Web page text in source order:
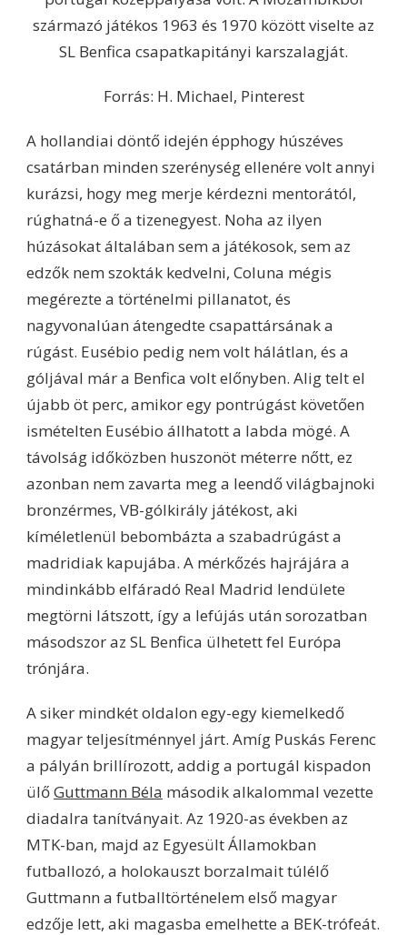
származó játékos 1963 és 1970 között viselte az
SL Benfica csapatkapitányi karszalagját.
Forrás: H. Michael, Pinterest
A hollandiai döntő idején épphogy húszéves
csatárban minden szerénység ellenére volt annyi
kurázsi, hogy meg merje kérdezni mentorától,
rúghatná-e ő a tizenegyest. Noha az ilyen
húzásokat általában sem a játékosok, sem az
edzők nem szokták kedvelni, Coluna mégis
megérezte a történelmi pillanatot, és
nagyvonalúan átengedte csapattársának a
rúgást. Eusébio pedig nem volt hálátlan, és a
góljával már a Benfica volt előnyben. Alig telt el
újabb öt perc, amikor egy pontrúgást követően
ismételten Eusébio állhatott a labda mögé. A
távolság időközben huszonöt méterre nőtt, ez
azonban nem zavarta meg a leendő világbajnoki
bronzérmes, VB-gólkirály játékost, aki
kíméletlenül bebombázta a szabadrúgást a
madridiak kapujába. A mérkőzés hajrájára a
mindinkább elfáradó Real Madrid lendülete
megtörni látszott, így a lefújás után sorozatban
másodszor az SL Benfica ülhetett fel Európa
trónjára.
A siker mindkét oldalon egy-egy kiemelkedő
magyar teljesítménnyel járt. Amíg Puskás Ferenc
a pályán brillírozott, addig a portugál kispadon
ülőGuttmann Béla második alkalommal vezette
diadalra tanítványait. Az 1920-as években az
MTK-ban, majd az Egyesült Államokban
futballozó, a holokauszt borzalmait túlélő
Guttmann a futballtörténelem első magyar
edzője lett, aki magasba emelhette a BEK-trófeát.